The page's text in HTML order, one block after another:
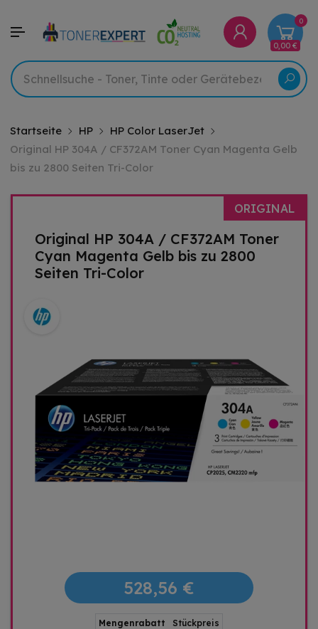
0
0,00 €
Startseite HP
HP Color LaserJet
Original HP 304A / CF372AM Toner Cyan Magenta Gelb
bis zu 2800 Seiten Tri-Color
ORIGINAL
Original HP 304A / CF372AM Toner
Cyan Magenta Gelb bis zu 2800
Seiten Tri-Color
528,56 €
Mengenrabatt
Stückpreis